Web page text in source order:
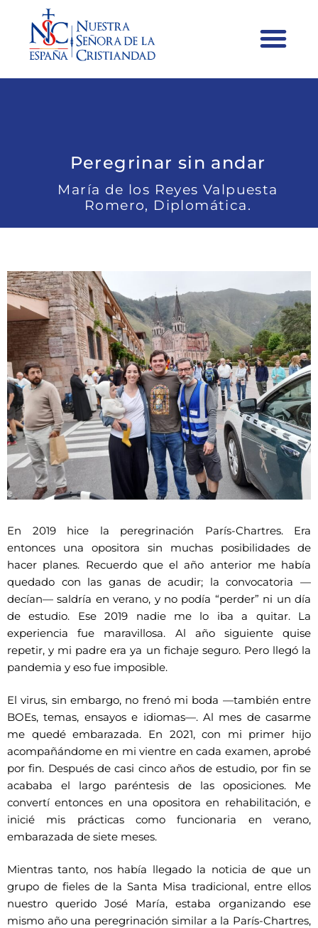
Peregrinar sin andar
María de los Reyes Valpuesta
Romero, Diplomática.
En 2019 hice la peregrinación París-Chartres. Era
entonces una opositora sin muchas posibilidades de
hacer planes. Recuerdo que el año anterior me había
quedado con las ganas de acudir; la convocatoria —
decían— saldría en verano, y no podía “perder” ni un día
de estudio. Ese 2019 nadie me lo iba a quitar. La
experiencia fue maravillosa. Al año siguiente quise
repetir, y mi padre era ya un fichaje seguro. Pero llegó la
pandemia y eso fue imposible.
El virus, sin embargo, no frenó mi boda —también entre
BOEs, temas, ensayos e idiomas—. Al mes de casarme
me quedé embarazada. En 2021, con mi primer hijo
acompañándome en mi vientre en cada examen, aprobé
por fin. Después de casi cinco años de estudio, por fin se
acababa el largo paréntesis de las oposiciones. Me
convertí entonces en una opositora en rehabilitación, e
inicié mis prácticas como funcionaria en verano,
embarazada de siete meses.
Mientras tanto, nos había llegado la noticia de que un
grupo de fieles de la Santa Misa tradicional, entre ellos
nuestro querido José María, estaba organizando ese
mismo año una peregrinación similar a la París-Chartres,